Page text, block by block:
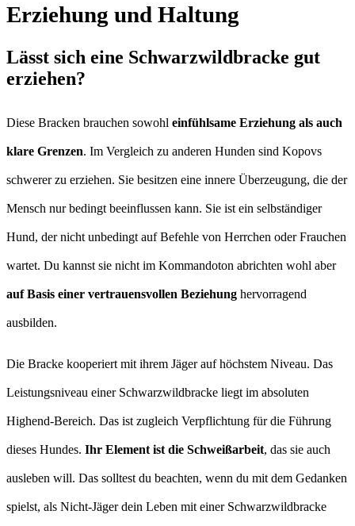
Erziehung und Haltung
Lässt sich eine Schwarzwildbracke gut
erziehen?
Diese Bracken brauchen sowohl einfühlsame Erziehung als auch
klare Grenzen. Im Vergleich zu anderen Hunden sind Kopovs
schwerer zu erziehen. Sie besitzen eine innere Überzeugung, die der
Mensch nur bedingt beeinflussen kann. Sie ist ein selbständiger
Hund, der nicht unbedingt auf Befehle von Herrchen oder Frauchen
wartet. Du kannst sie nicht im Kommandoton abrichten wohl aber
auf Basis einer vertrauensvollen Beziehung hervorragend
ausbilden.
Die Bracke kooperiert mit ihrem Jäger auf höchstem Niveau. Das
Leistungsniveau einer Schwarzwildbracke liegt im absoluten
Highend-Bereich. Das ist zugleich Verpflichtung für die Führung
dieses Hundes. Ihr Element ist die Schweißarbeit, das sie auch
ausleben will. Das solltest du beachten, wenn du mit dem Gedanken
spielst, als Nicht-Jäger dein Leben mit einer Schwarzwildbracke